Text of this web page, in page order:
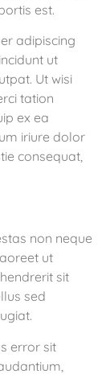
est.
adipiscing
ut
Ut wisi
tation
ex ea
iriure dolor
consequat,
non neque
ut
sit
sed
error sit